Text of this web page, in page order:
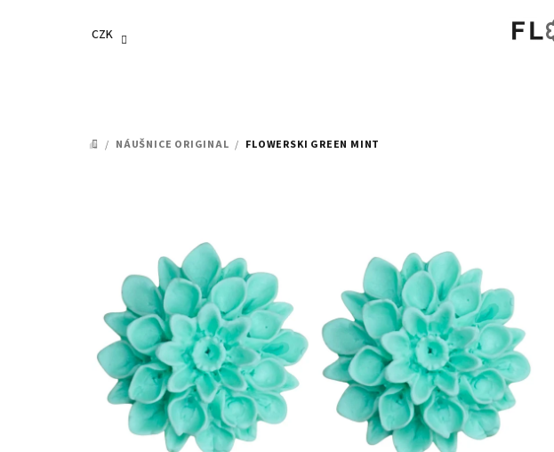
CZK
DOMŮ
/ NÁUŠNICE ORIGINAL / FLOWERSKI GREEN MINT